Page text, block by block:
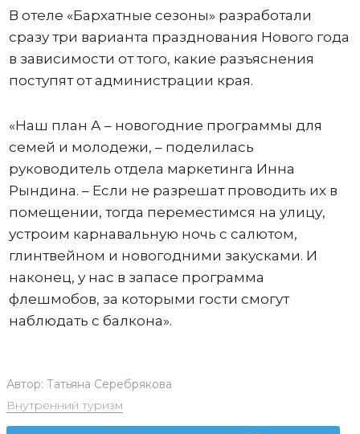
В отеле «Бархатные сезоны» разработали
сразу три варианта празднования Нового года
в зависимости от того, какие разъяснения
поступят от администрации края.
«Наш план А – новогодние программы для
семей и молодежи, – поделилась
руководитель отдела маркетинга Инна
Рындина. – Если не разрешат проводить их в
помещении, тогда переместимся на улицу,
устроим карнавальную ночь с салютом,
глинтвейном и новогодними закусками. И
наконец, у нас в запасе программа
флешмобов, за которыми гости смогут
наблюдать с балкона».
Автор: Татьяна Серебрякова
Внутренний туризм